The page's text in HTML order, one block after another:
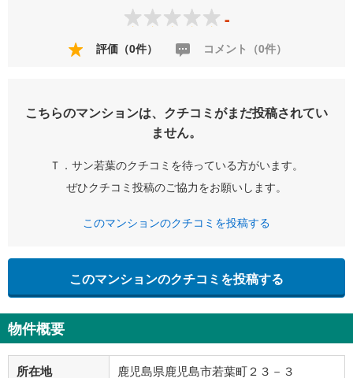
-
評価（0件） コメント（0件）
こちらのマンションは、クチコミがまだ投稿されてい
ません。
Ｔ．サン若葉のクチコミを待っている方がいます。
ぜひクチコミ投稿のご協力をお願いします。
このマンションのクチコミを投稿する
このマンションのクチコミを投稿する
物件概要
所在地 鹿児島県鹿児島市若葉町２３－３